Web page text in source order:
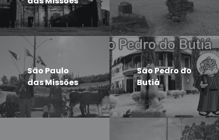
São Paulo
das Missões
São Pedro do
Butiá